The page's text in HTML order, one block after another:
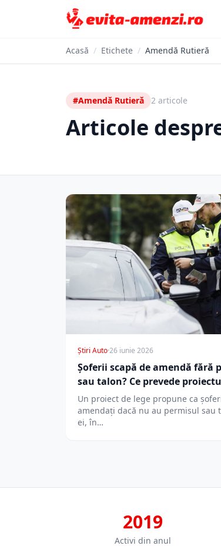
Acasă / Etichete / Amendă Rutieră
#Amendă Rutieră 2 articole
Articole
Știri Auto·26 iunie 2026
Șoferii scapă de amendă fără
sau talon? Ce prevede
Un proiect de lege propune ca
amendați dacă nu au permisul sau
ei, în…
2019
Activi din anul